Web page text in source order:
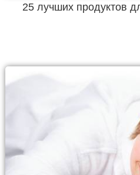
25 лучших продуктов